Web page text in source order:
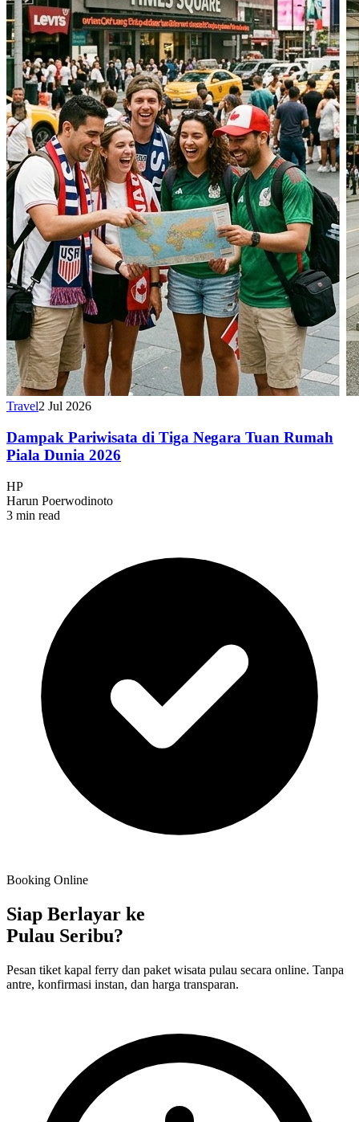
Travel2 Jul 2026
Dampak Pariwisata di Tiga Negara Tuan Rumah
Piala Dunia 2026
HP
Harun Poerwodinoto
3 min read
Booking Online
Siap Berlayar ke
Pulau Seribu?
Pesan tiket kapal ferry dan paket wisata pulau secara online. Tanpa
antre, konfirmasi instan, dan harga transparan.